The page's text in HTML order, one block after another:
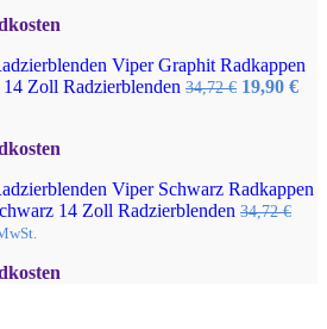
Radkappen
Zoll Radzierblenden 34,72€ 19,90 €
Radkappen
14 Zoll Radzierblenden 34,72€